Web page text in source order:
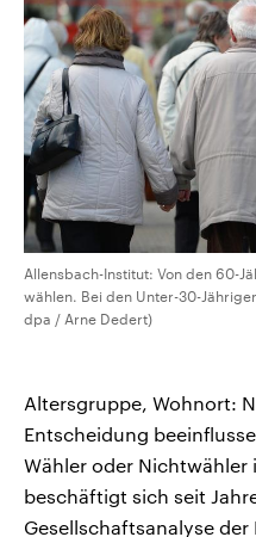
Allensbach-Institut: Von den 60-
wählen. Bei den Unter-30-
dpa / Arne Dedert)
Altersgruppe, Wohnort:
Entscheidung
Wähler oder Nichtwähler
beschäftigt sich seit
Gesellschaftsanalyse